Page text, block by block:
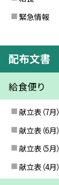
緊急情報
配布文書
給食便り
献立表（7月）
献立表（6月）
献立表（5月）
献立表（4月）